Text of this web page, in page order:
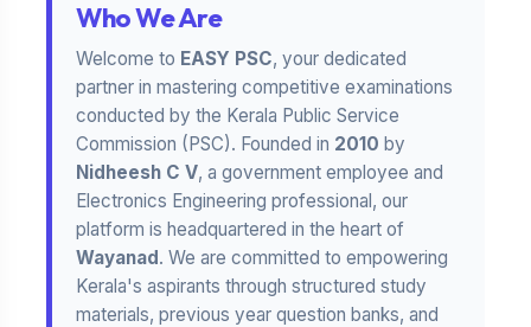
Who We Are
Welcome to EASY PSC, your dedicated
partner in mastering competitive examinations
conducted by the Kerala Public Service
Commission (PSC). Founded in 2010 by
Nidheesh C V, a government employee and
Electronics Engineering professional, our
platform is headquartered in the heart of
Wayanad. We are committed to empowering
Kerala's aspirants through structured study
materials, previous year question banks, and